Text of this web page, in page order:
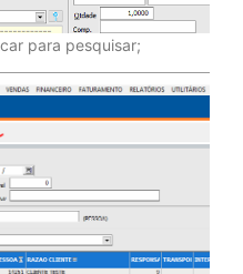
para pesquisar;